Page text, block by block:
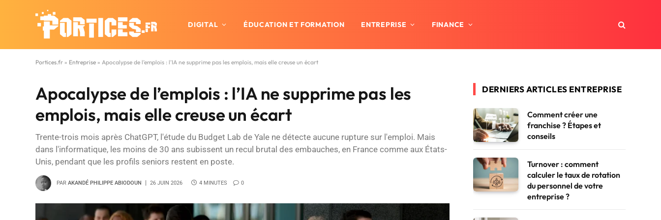
DIGITAL ÉDUCATION ET FORMATION ENTREPRISE FINANCE
Portices.fr » Entreprise » Apocalypse de l’emplois : l’IA ne supprime pas les emplois, mais elle creuse un écart
Apocalypse de l’emplois : l’IA ne supprime pas les
emplois, mais elle creuse un écart
Trente-trois mois après ChatGPT, l'étude du Budget Lab de Yale ne détecte aucune rupture sur l'emploi. Mais
dans l'informatique, les moins de 30 ans subissent un recul brutal des embauches, en France comme aux États-
Unis, pendant que les profils seniors restent en poste.
PAR AKANDÉ PHILIPPE ABIODOUN 26 JUIN 2026 4 MINUTES 0
DERNIERS ARTICLES ENTREPRISE
Comment créer une
franchise ? Étapes et
conseils
Turnover : comment
calculer le taux de rotation
du personnel de votre
entreprise ?